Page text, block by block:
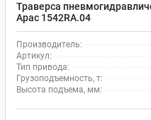
Траверса
Apac 1542RA.04
Производитель:
Артикул:
Тип привода:
Грузоподъемность, т:
Высота подъема, мм: